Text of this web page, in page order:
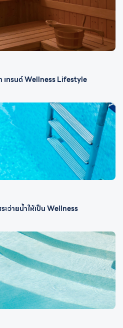
เทรนด์ Wellness Lifestyle
ะว่ายน้ำให้เป็น Wellness